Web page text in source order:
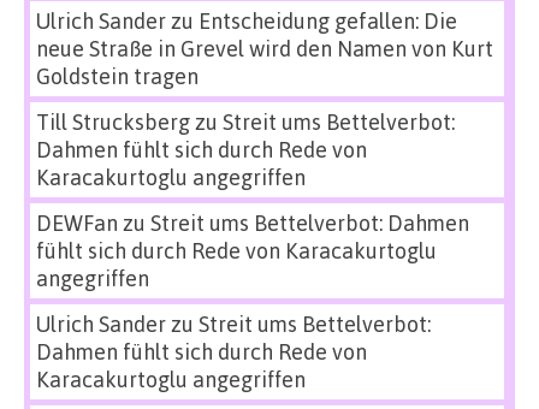
Ulrich Sanderzu Entscheidung gefallen: Die
neue Straße in Grevel wird den Namen von Kurt
Goldstein tragen
Till Strucksbergzu Streit ums Bettelverbot:
Dahmen fühlt sich durch Rede von
Karacakurtoglu angegriffen
DEWFan zu Streit ums Bettelverbot: Dahmen
fühlt sich durch Rede von Karacakurtoglu
angegriffen
Ulrich Sanderzu Streit ums Bettelverbot:
Dahmen fühlt sich durch Rede von
Karacakurtoglu angegriffen